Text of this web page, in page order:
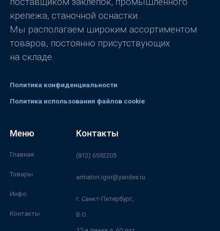
крепежа, станочной оснастки.
Мы располагаем широким ассортиментом
товаров, постоянно присутствующих
на складе.
Политика конфиденциальности
Политика использования файлов cookie
Меню
Главная
Товары
Инфо
Контакты
Контакты
(812) 6592205
armaton.igor@yandex.ru
г. Санкт-Петербург,
В.О.